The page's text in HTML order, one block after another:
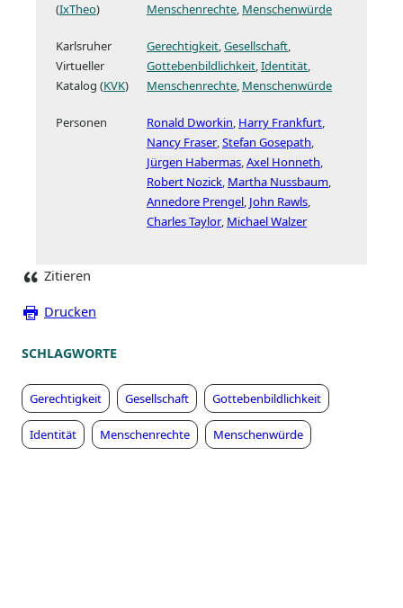
(IxTheo)
Menschenrechte Menschenwürde
Karlsruher
Virtueller
Katalog (KVK)
Gerechtigkeit Gesellschaft
Gottebenbildlichkeit Identität
Menschenrechte Menschenwürde
Personen Ronald Dworkin Harry Frankfurt
Nancy Fraser Stefan Gosepath
Jürgen Habermas Axel Honneth
Robert Nozick Martha Nussbaum
Annedore Prengel John Rawls
Charles Taylor Michael Walzer
Zitieren
Drucken
SCHLAGWORTE
Gerechtigkeit Gesellschaft Gottebenbildlichkeit
Identität Menschenrechte Menschenwürde